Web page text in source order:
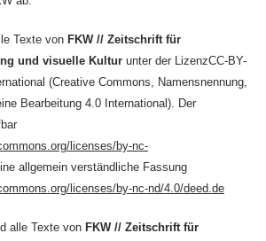
Texte von FKW // Zeitschrift für
und visuelle Kulturunter der LizenzCC-BY-
(Creative Commons, Namensnennung,
Bearbeitung 4.0 International). Der
licenses/by-nc-
allgemein verständliche Fassung
licenses/by-nc-nd/4.0/deed.de
alle Texte von FKW // Zeitschrift für